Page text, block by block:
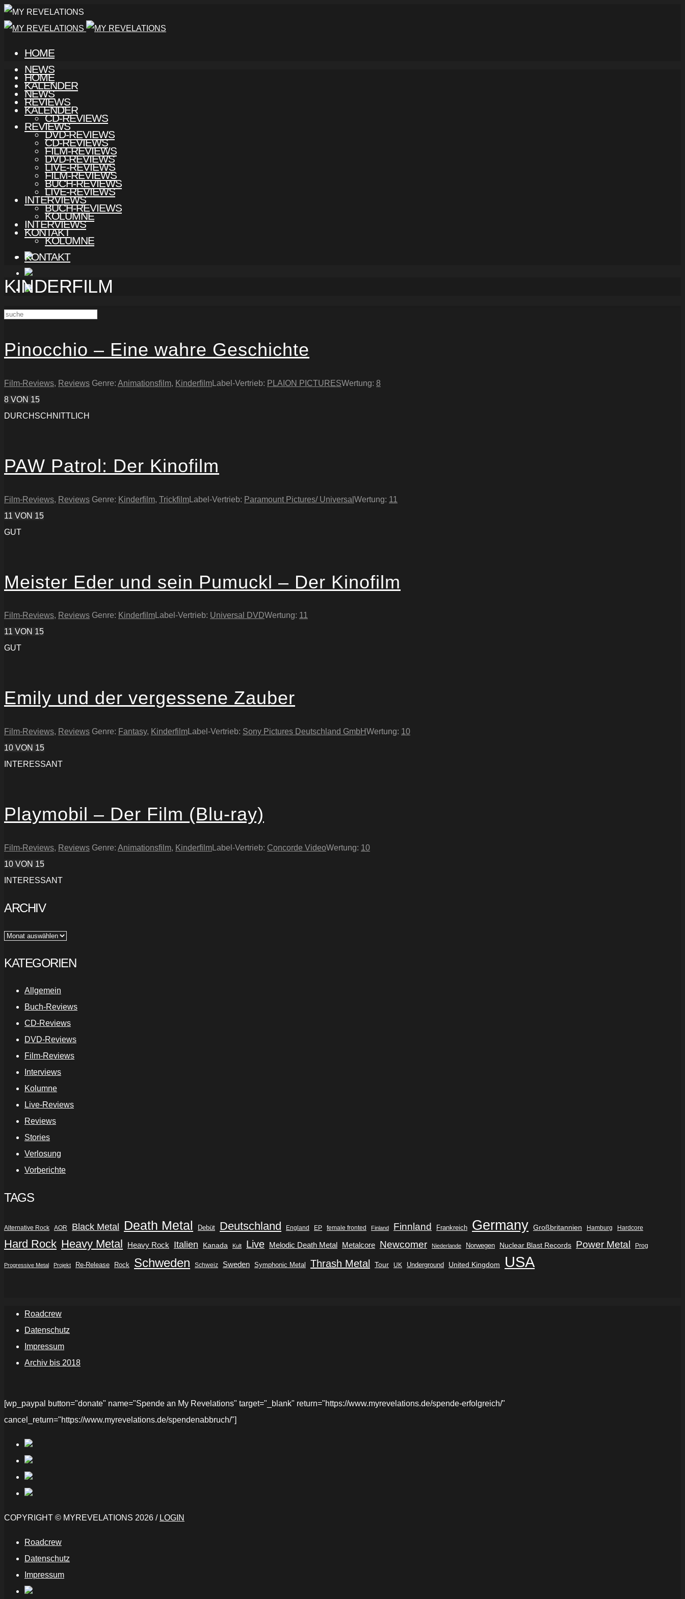
HOME
NEWS
KALENDER
REVIEWS
CD-REVIEWS
DVD-REVIEWS
FILM-REVIEWS
LIVE-REVIEWS
BUCH-REVIEWS
INTERVIEWS
KOLUMNE
KONTAKT
HOME
NEWS
KALENDER
REVIEWS
CD-REVIEWS
DVD-REVIEWS
FILM-REVIEWS
LIVE-REVIEWS
BUCH-REVIEWS
INTERVIEWS
KOLUMNE
KONTAKT
KINDERFILM
Pinocchio – Eine wahre Geschichte
Film-Reviews, Reviews Genre: Animationsfilm, KinderfilmLabel-Vertrieb: PLAION PICTURESWertung: 8
8 VON 15
DURCHSCHNITTLICH
PAW Patrol: Der Kinofilm
Film-Reviews, Reviews Genre: Kinderfilm, TrickfilmLabel-Vertrieb: Paramount Pictures/ Universal Wertung: 11
11 VON 15
GUT
Meister Eder und sein Pumuckl – Der Kinofilm
Film-Reviews, Reviews Genre: KinderfilmLabel-Vertrieb: Universal DVDWertung: 11
11 VON 15
GUT
Emily und der vergessene Zauber
Film-Reviews, Reviews Genre: Fantasy, KinderfilmLabel-Vertrieb: Sony Pictures Deutschland GmbHWertung: 10
10 VON 15
INTERESSANT
Playmobil – Der Film (Blu-ray)
Film-Reviews, Reviews Genre: Animationsfilm, KinderfilmLabel-Vertrieb: Concorde VideoWertung: 10
10 VON 15
INTERESSANT
ARCHIV
Archiv
KATEGORIEN
Allgemein
Buch-Reviews
CD-Reviews
DVD-Reviews
Film-Reviews
Interviews
Kolumne
Live-Reviews
Reviews
Stories
Verlosung
Vorberichte
TAGS
Alternative Rock AOR Black Metal Death Metal Debüt Deutschland England EP female fronted Finland Finnland Frankreich Germany Großbritannien Hamburg Hardcore
Hard Rock Heavy Metal Heavy Rock Italien Kanada Kult Live Melodic Death Metal Metalcore Newcomer Niederlande Norwegen Nuclear Blast Records Power Metal Prog
Progressive Metal Projekt Re-Release Rock Schweden Schweiz Sweden Symphonic Metal Thrash Metal Tour UK Underground United Kingdom USA
Roadcrew
Datenschutz
Impressum
Archiv bis 2018
[wp_paypal button="donate" name="Spende an My Revelations" target="_blank" return="https://www.myrevelations.de/spende-erfolgreich/"
cancel_return="https://www.myrevelations.de/spendenabbruch/"]
COPYRIGHT © MYREVELATIONS 2026 / LOGIN
Roadcrew
Datenschutz
Impressum